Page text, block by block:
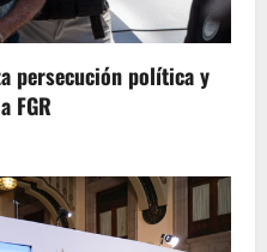
persecución política y
FGR